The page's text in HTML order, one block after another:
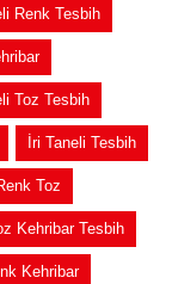
Renk Tesbih
Toz Tesbih
İri Taneli Tesbih
Toz
Kehribar Tesbih
Kehribar